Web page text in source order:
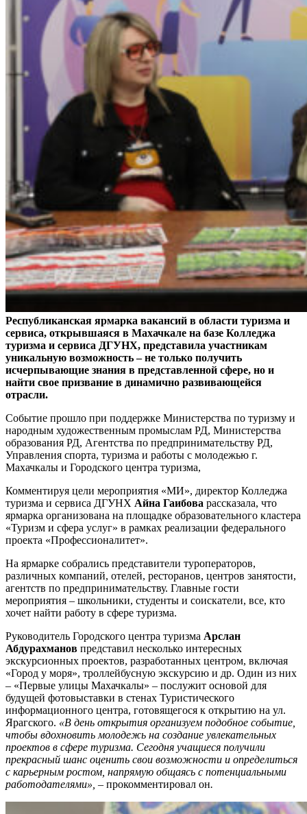
Республиканская ярмарка вакансий в области туризма и
сервиса, открывшаяся в Махачкале на базе Колледжа
туризма и сервиса ДГУНХ, представила участникам
уникальную возможность – не только получить
исчерпывающие знания в представленной сфере, но и
найти свое призвание в динамично развивающейся
отрасли.
Событие прошло при поддержке Министерства по туризму и
народным художественным промыслам РД, Министерства
образования РД, Агентства по предпринимательству РД,
Управления спорта, туризма и работы с молодежью г.
Махачкалы и Городского центра туризма,
Комментируя цели мероприятия «МИ», директор Колледжа
туризма и сервиса ДГУНХ Айна Гаибова рассказала, что
ярмарка организована на площадке образовательного кластера
«Туризм и сфера услуг» в рамках реализации федерального
проекта «Профессионалитет».
На ярмарке собрались представители туроператоров,
различных компаний, отелей, ресторанов, центров занятости,
агентств по предпринимательству. Главные гости
мероприятия – школьники, студенты и соискатели, все, кто
хочет найти работу в сфере туризма.
Руководитель Городского центра туризма Арслан
Абдурахманов представил несколько интересных
экскурсионных проектов, разработанных центром, включая
«Город у моря», троллейбусную экскурсию и др. Один из них
– «Первые улицы Махачкалы» – послужит основой для
будущей фотовыставки в стенах Туристического
информационного центра, готовящегося к открытию на ул.
Ярагского. «В день открытия организуем подобное событие,
чтобы вдохновить молодежь на создание увлекательных
проектов в сфере туризма. Сегодня учащиеся получили
прекрасный шанс оценить свои возможности и определиться
с карьерным ростом, напрямую общаясь с потенциальными
работодателями», – прокомментировал он.